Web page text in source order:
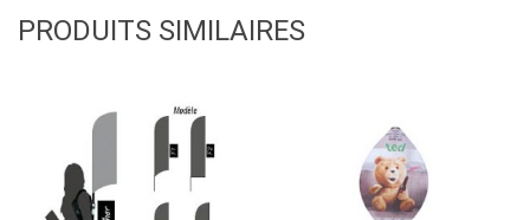
côté
PRODUITS SIMILAIRES